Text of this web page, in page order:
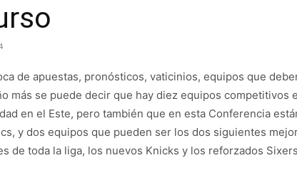
de apuestas, pronósticos, vaticinios, equipos que
más se puede decir que hay diez equipos competitivos
en el Este, pero también que en esta Conferencia
y dos equipos que pueden ser los dos siguientes
de toda la liga, los nuevos Knicks y los reforzados